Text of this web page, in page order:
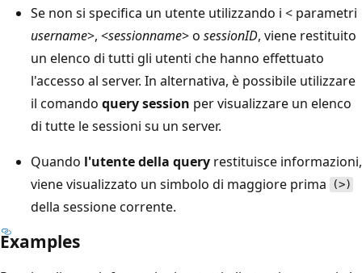
Se non si specifica un utente utilizzando i < parametri
username>, <sessionname> o sessionID, viene restituito
un elenco di tutti gli utenti che hanno effettuato
l'accesso al server. In alternativa, è possibile utilizzare
il comando query session per visualizzare un elenco
di tutte le sessioni su un server.
Quando l'utente della query restituisce informazioni,
viene visualizzato un simbolo di maggiore prima
(>)
della sessione corrente.
Examples